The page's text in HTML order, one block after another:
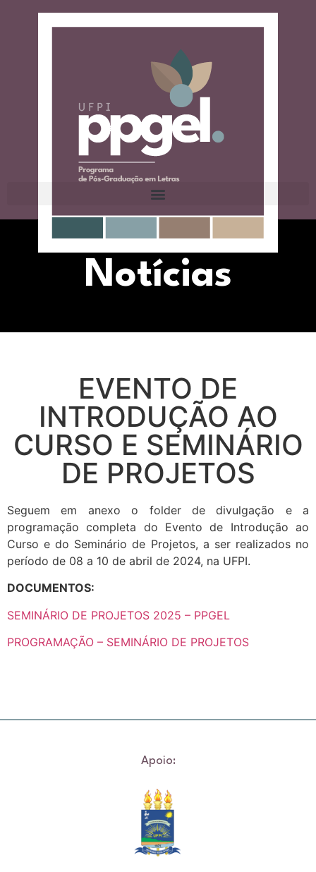
Notícias
EVENTO DE
INTRODUÇÃO AO
CURSO E SEMINÁRIO
DE PROJETOS
Seguem em anexo o folder de divulgação e a
programação completa do Evento de Introdução ao
Curso e do Seminário de Projetos, a ser realizados no
período de 08 a 10 de abril de 2024, na UFPI.
DOCUMENTOS:
SEMINÁRIO DE PROJETOS 2025 – PPGEL
PROGRAMAÇÃO – SEMINÁRIO DE PROJETOS
Apoio: